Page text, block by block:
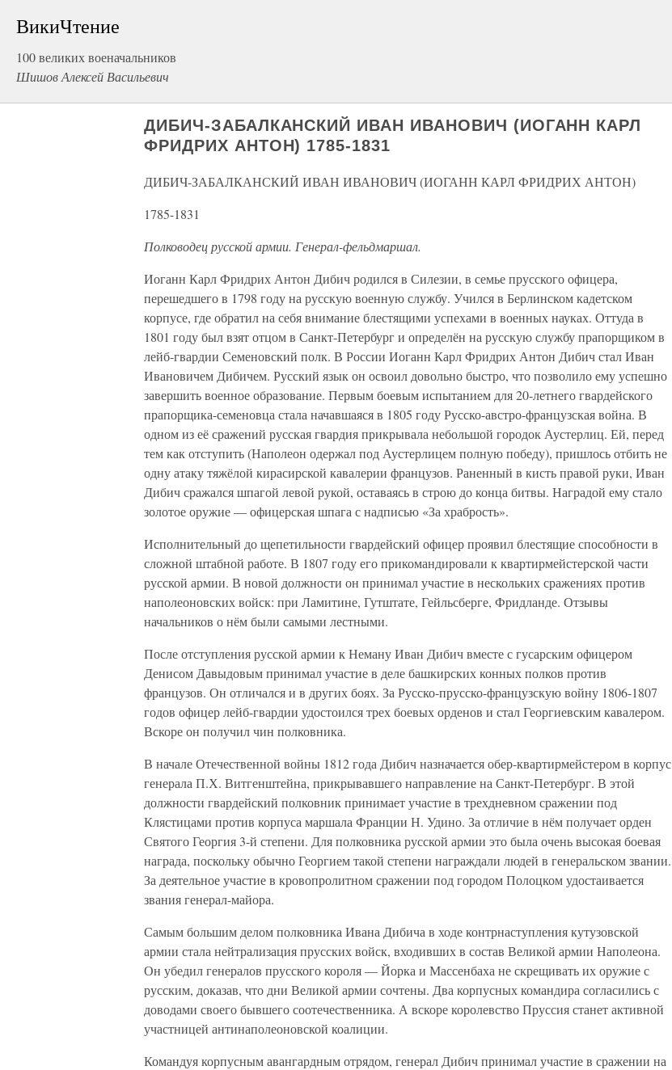
ВикиЧтение
100 великих военачальников
Шишов Алексей Васильевич
ДИБИЧ-ЗАБАЛКАНСКИЙ ИВАН ИВАНОВИЧ (ИОГАНН КАРЛ
ФРИДРИХ АНТОН) 1785-1831
ДИБИЧ-ЗАБАЛКАНСКИЙ ИВАН ИВАНОВИЧ (ИОГАНН КАРЛ ФРИДРИХ АНТОН)
1785-1831
Полководец русской армии. Генерал-фельдмаршал.
Иоганн Карл Фридрих Антон Дибич родился в Силезии, в семье прусского офицера,
перешедшего в 1798 году на русскую военную службу. Учился в Берлинском кадетском
корпусе, где обратил на себя внимание блестящими успехами в военных науках. Оттуда в
1801 году был взят отцом в Санкт-Петербург и определён на русскую службу прапорщиком в
лейб-гвардии Семеновский полк. В России Иоганн Карл Фридрих Антон Дибич стал Иван
Ивановичем Дибичем. Русский язык он освоил довольно быстро, что позволило ему успешно
завершить военное образование. Первым боевым испытанием для 20-летнего гвардейского
прапорщика-семеновца стала начавшаяся в 1805 году Русско-австро-французская война. В
одном из её сражений русская гвардия прикрывала небольшой городок Аустерлиц. Ей, перед
тем как отступить (Наполеон одержал под Аустерлицем полную победу), пришлось отбить не
одну атаку тяжёлой кирасирской кавалерии французов. Раненный в кисть правой руки, Иван
Дибич сражался шпагой левой рукой, оставаясь в строю до конца битвы. Наградой ему стало
золотое оружие — офицерская шпага с надписью «За храбрость».
Исполнительный до щепетильности гвардейский офицер проявил блестящие способности в
сложной штабной работе. В 1807 году его прикомандировали к квартирмейстерской части
русской армии. В новой должности он принимал участие в нескольких сражениях против
наполеоновских войск: при Ламитине, Гутштате, Гейльсберге, Фридланде. Отзывы
начальников о нём были самыми лестными.
После отступления русской армии к Неману Иван Дибич вместе с гусарским офицером
Денисом Давыдовым принимал участие в деле башкирских конных полков против
французов. Он отличался и в других боях. За Русско-прусско-французскую войну 1806-1807
годов офицер лейб-гвардии удостоился трех боевых орденов и стал Георгиевским кавалером.
Вскоре он получил чин полковника.
В начале Отечественной войны 1812 года Дибич назначается обер-квартирмейстером в корпус
генерала П.Х. Витгенштейна, прикрывавшего направление на Санкт-Петербург. В этой
должности гвардейский полковник принимает участие в трехдневном сражении под
Клястицами против корпуса маршала Франции Н. Удино. За отличие в нём получает орден
Святого Георгия 3-й степени. Для полковника русской армии это была очень высокая боевая
награда, поскольку обычно Георгием такой степени награждали людей в генеральском звании.
За деятельное участие в кровопролитном сражении под городом Полоцком удостаивается
звания генерал-майора.
Самым большим делом полковника Ивана Дибича в ходе контрнаступления кутузовской
армии стала нейтрализация прусских войск, входивших в состав Великой армии Наполеона.
Он убедил генералов прусского короля — Йорка и Массенбаха не скрещивать их оружие с
русским, доказав, что дни Великой армии сочтены. Два корпусных командира согласились с
доводами своего бывшего соотечественника. А вскоре королевство Пруссия станет активной
участницей антинаполеоновской коалиции.
Командуя корпусным авангардным отрядом, генерал Дибич принимал участие в сражении на